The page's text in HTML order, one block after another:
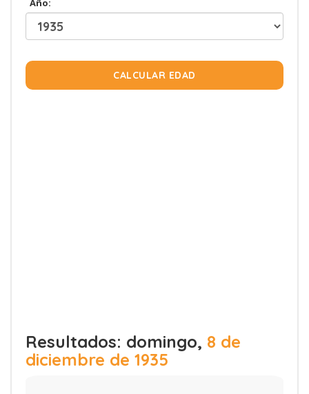
Año:
CALCULAR EDAD
Resultados: domingo, 8 de
diciembre de 1935